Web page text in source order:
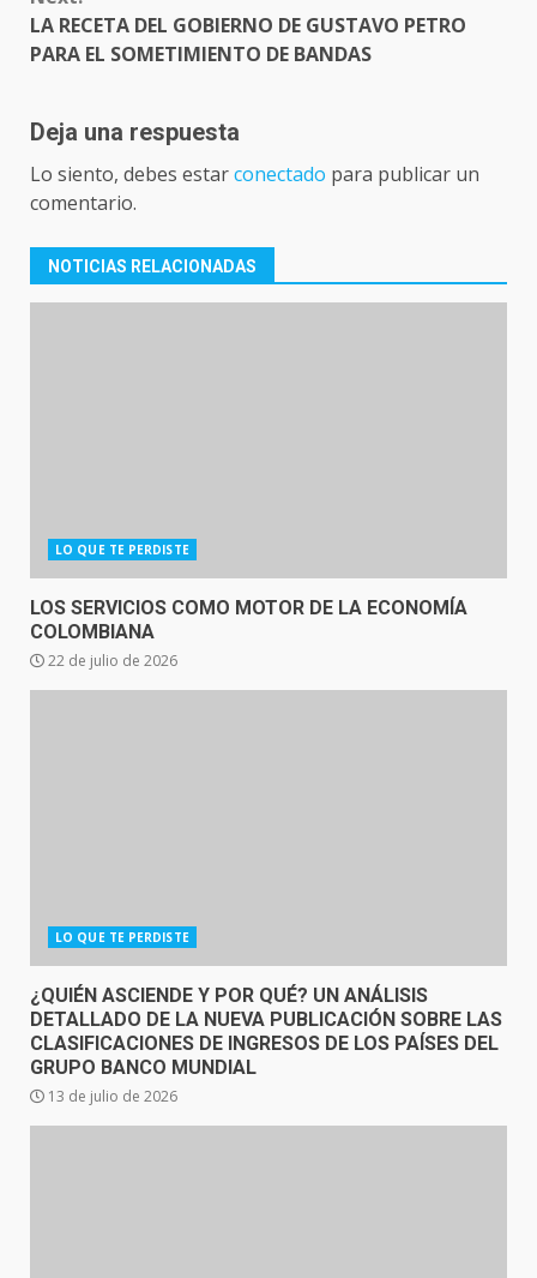
LA RECETA DEL GOBIERNO DE GUSTAVO PETRO
PARA EL SOMETIMIENTO DE BANDAS
Deja una respuesta
Lo siento, debes estarconectado para publicar un
comentario.
NOTICIAS RELACIONADAS
LO QUE TE PERDISTE
LOS SERVICIOS COMO MOTOR DE LA ECONOMÍA
COLOMBIANA
22 de julio de 2026
LO QUE TE PERDISTE
¿QUIÉN ASCIENDE Y POR QUÉ? UN ANÁLISIS
DETALLADO DE LA NUEVA PUBLICACIÓN SOBRE LAS
CLASIFICACIONES DE INGRESOS DE LOS PAÍSES DEL
GRUPO BANCO MUNDIAL
13 de julio de 2026